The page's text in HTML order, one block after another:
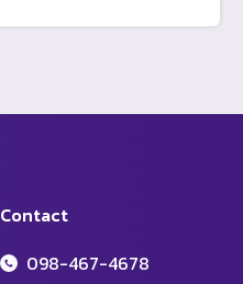
Contact
098-467-4678